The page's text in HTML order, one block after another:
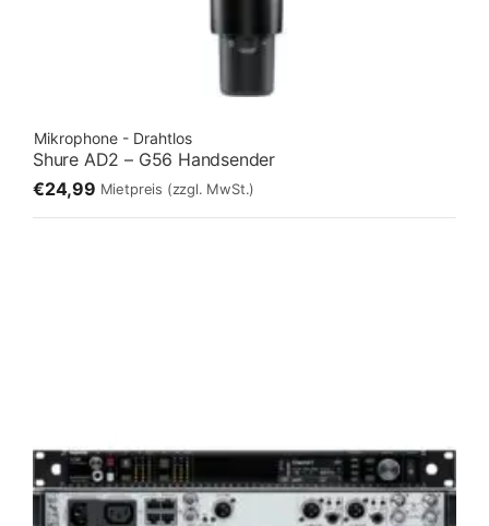
Mikrophone - Drahtlos
Shure AD2 – G56 Handsender
€24,99 Mietpreis (zzgl. MwSt.)